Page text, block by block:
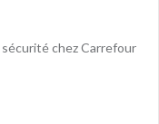
chez Carrefour